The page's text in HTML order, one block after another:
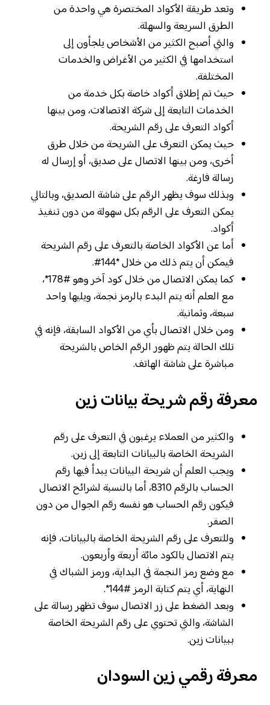
وتعد طريقة الأكواد المختصرة هي واحدة من
الطرق السريعة والسهلة.
والتي أصبح الكثير من الأشخاص يلجأون إلى
استخدامها في الكثير من الأغراض والخدمات
المختلفة.
حيث تم إطلاق أكواد خاصة بكل خدمة من
الخدمات التابعة إلى شركة الاتصالات، ومن بينها
أكواد التعرف على رقم الشريحة.
حيث يمكن التعرف على الشريحة من خلال طرق
أخرى، ومن بينها الاتصال على صديق، أو إرسال له
رسالة فارغة.
وبذلك سوف يظهر الرقم على شاشة الصديق، وبالتالي
يمكن التعرف على الرقم بكل سهولة من دون تنفيذ
أكواد.
أما عن الأكواد الخاصة بالتعرف على رقم الشريحة
فيمكن أن يتم ذلك من خلال *144#.
كما يمكن الاتصال من خلال كود آخر وهو #178*،
مع العلم أنه يتم البدء بالرمز نجمة، ويليها واحد
سبعة، وثمانية.
ومن خلال الاتصال بأي من الأكواد السابقة، فإنه في
تلك الحالة يتم ظهور الرقم الخاص بالشريحة
مباشرة على شاشة الهاتف.
معرفة رقم شريحة بيانات زين
والكثير من العملاء يرغبون في التعرف على رقم
الشريحة الخاصة بالبيانات التابعة إلى زين.
ويجب العلم أن شريحة البيانات يبدأ فيها رقم
الحساب بالرقم 8310، أما بالنسبة لشرائح الاتصال
فيكون رقم الحساب هو نفسه رقم الجوال من دون
الصفر.
وللتعرف على رقم الشريحة الخاصة بالبيانات، فإنه
يتم الاتصال بالكود مائة أربعة وأربعون.
مع وضع رمز النجمة في البداية، ورمز الشباك في
النهاية، أي يتم كتابة الرمز #144*.
وبعد الضغط على زر الاتصال سوف تظهر رسالة على
الشاشة، والتي تحتوي على رقم الشريحة الخاصة
ببيانات زين.
معرفة رقمي زين السودان